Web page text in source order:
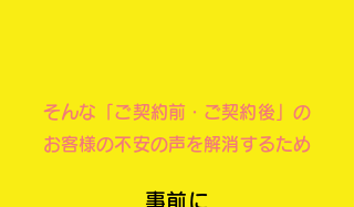
​そんな「ご契約前・ご契約後」の
お客様の不安の声を解消するため
事前に